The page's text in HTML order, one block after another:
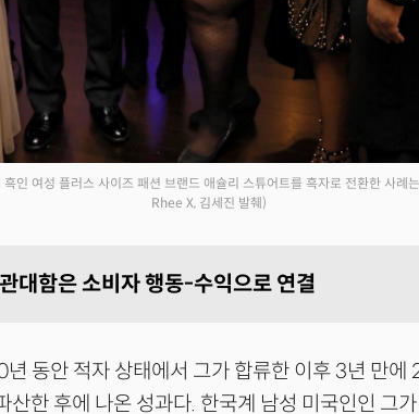
인 여성 플러스 사이즈 패션 브랜드 애슐리 스튜어트를 흑자로 전환한 사례
Rhee X, 김세진 발췌)
대함은 소비자 행동-수익으로 연결
동안 적자 상태에서 그가 합류한 이후 3년 만
산한 후에 나온 성과다. 한국계 남성 미국인인 그